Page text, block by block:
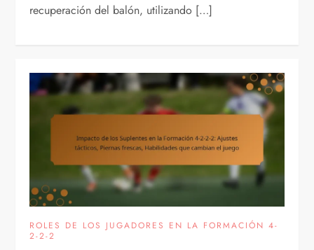
recuperación del balón, utilizando […]
ROLES DE LOS JUGADORES EN LA FORMACIÓN 4-
2-2-2